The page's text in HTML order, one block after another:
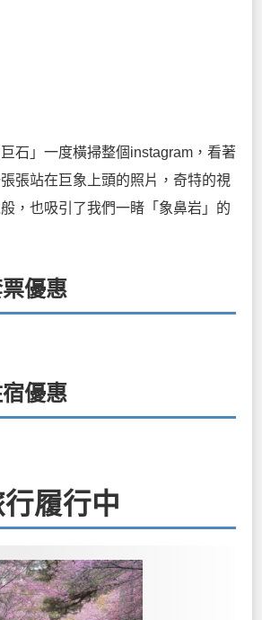
巨石」一度橫掃整個instagram，看著
張站在巨象上頭的照片，奇特的視
，也吸引了我們一睹「象鼻岩」的
優惠
優惠
履行中